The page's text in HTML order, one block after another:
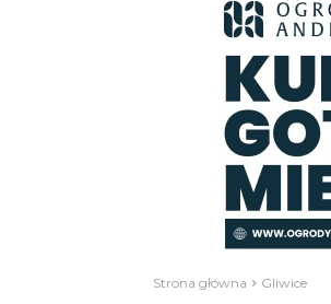
Strona główna Gliwice